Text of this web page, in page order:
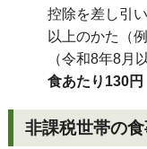
控除を差し引
以上のかた（
（令和8年8月
食あたり130円
非課税世帯の